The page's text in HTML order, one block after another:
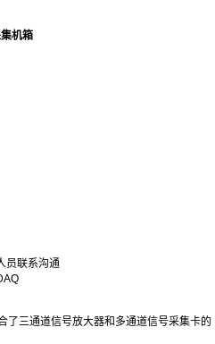
机箱
员联系沟通
了三通道信号放大器和多通道信号采集卡的